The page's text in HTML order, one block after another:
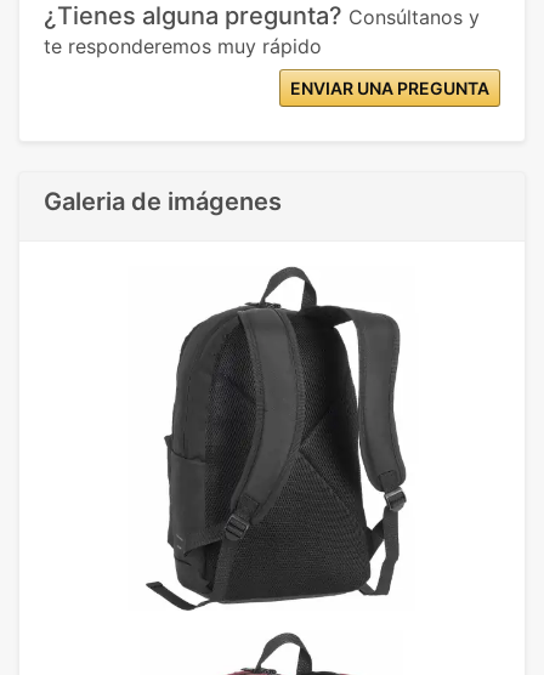
¿Tienes alguna pregunta? Consúltanos y
te responderemos muy rápido
ENVIAR UNA PREGUNTA
Galeria de imágenes